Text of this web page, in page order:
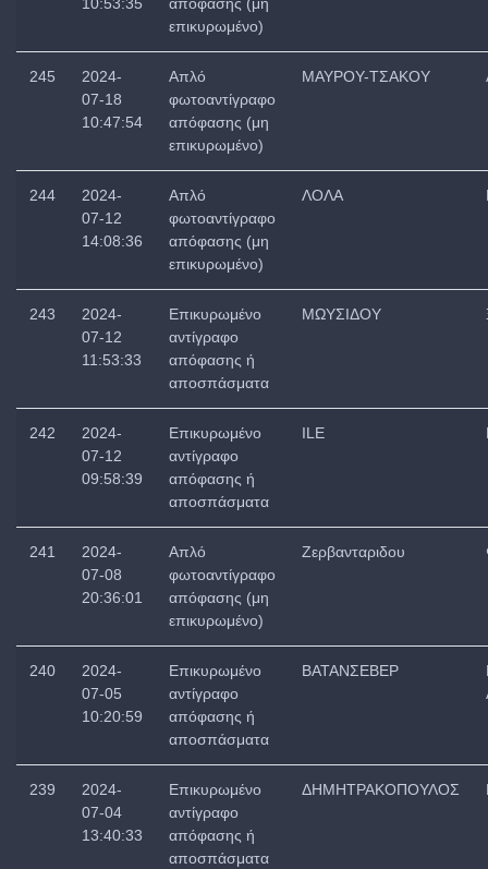
επικυρωμένο)
245
2024-
07-18
10:47:54
Απλό
φωτοαντίγραφο
απόφασης (μη
επικυρωμένο)
ΜΑΥΡΟΥ-ΤΣΑΚΟΥ
244
2024-
07-12
14:08:36
Απλό
φωτοαντίγραφο
απόφασης (μη
επικυρωμένο)
ΛΟΛΑ
243
2024-
07-12
11:53:33
Επικυρωμένο
αντίγραφο
απόφασης ή
αποσπάσματα
ΜΩΥΣΙΔΟΥ
242
2024-
07-12
09:58:39
Επικυρωμένο
αντίγραφο
απόφασης ή
αποσπάσματα
ILE
241
2024-
07-08
20:36:01
Απλό
φωτοαντίγραφο
απόφασης (μη
επικυρωμένο)
Ζερβανταριδου
240
2024-
07-05
10:20:59
Επικυρωμένο
αντίγραφο
απόφασης ή
αποσπάσματα
ΒΑΤΑΝΣΕΒΕΡ
239
2024-
07-04
13:40:33
Επικυρωμένο
αντίγραφο
απόφασης ή
αποσπάσματα
ΔΗΜΗΤΡΑΚΟΠΟΥΛΟΣ